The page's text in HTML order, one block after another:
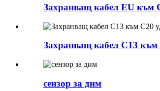
Захранващ кабел EU към
Захранващ кабел C13 към
сензор за дим